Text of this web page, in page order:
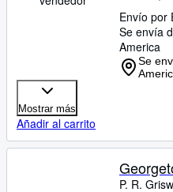
Envío por
Se envía
America
Se
Mostrar más
Añadir al carrito
P. R.